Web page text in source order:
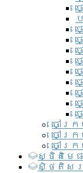
ចៅក្រ
ចៅក្
ចៅក្រ
ស្ថិតិមេធ
សិ្ថតិសរុ